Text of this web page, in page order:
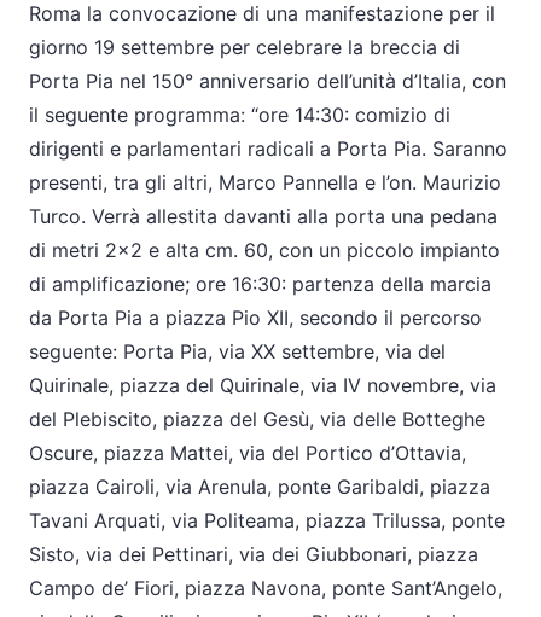
Roma la convocazione di una manifestazione per il
giorno 19 settembre per celebrare la breccia di
Porta Pia nel 150° anniversario dell’unità d’Italia, con
il seguente programma: “ore 14:30: comizio di
dirigenti e parlamentari radicali a Porta Pia. Saranno
presenti, tra gli altri, Marco Pannella e l’on. Maurizio
Turco. Verrà allestita davanti alla porta una pedana
di metri 2×2 e alta cm. 60, con un piccolo impianto
di amplificazione; ore 16:30: partenza della marcia
da Porta Pia a piazza Pio XII, secondo il percorso
seguente: Porta Pia, via XX settembre, via del
Quirinale, piazza del Quirinale, via IV novembre, via
del Plebiscito, piazza del Gesù, via delle Botteghe
Oscure, piazza Mattei, via del Portico d’Ottavia,
piazza Cairoli, via Arenula, ponte Garibaldi, piazza
Tavani Arquati, via Politeama, piazza Trilussa, ponte
Sisto, via dei Pettinari, via dei Giubbonari, piazza
Campo de’ Fiori, piazza Navona, ponte Sant’Angelo,